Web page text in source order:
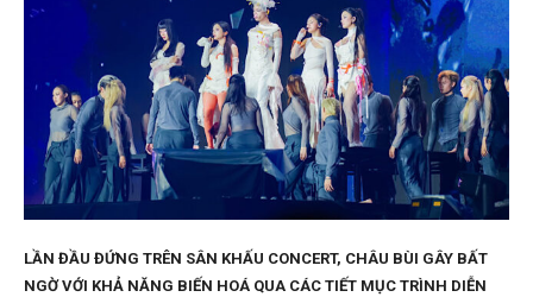
LẦN ĐẦU ĐỨNG TRÊN SÂN KHẤU CONCERT, CHÂU BÙI GÂY BẤT
NGỜ VỚI KHẢ NĂNG BIẾN HOÁ QUA CÁC TIẾT MỤC TRÌNH DIỄN